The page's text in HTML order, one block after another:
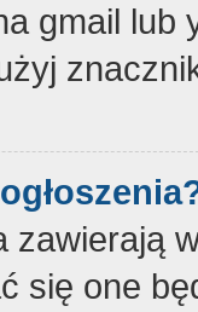
gmail lub
zawierają
się one